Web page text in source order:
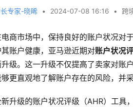
专家-晓晞 • 2024-07-08 16:16 • 跨
商市场中，保持良好的账户状况对
账户健康，亚马逊近期对账户状况
升级。这一升级不仅提高了卖家对账
够更直观地了解账户存在的风险，并
升级的账户状况评级（AHR）工具